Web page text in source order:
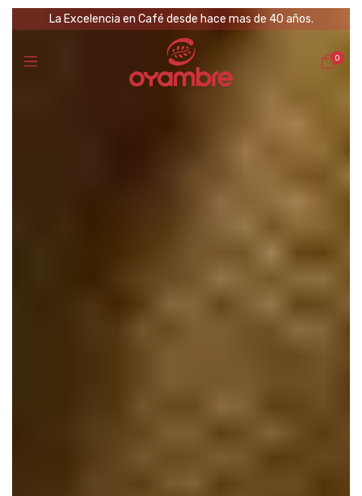
La Excelencia en Café desde hace mas de 40 años.
0